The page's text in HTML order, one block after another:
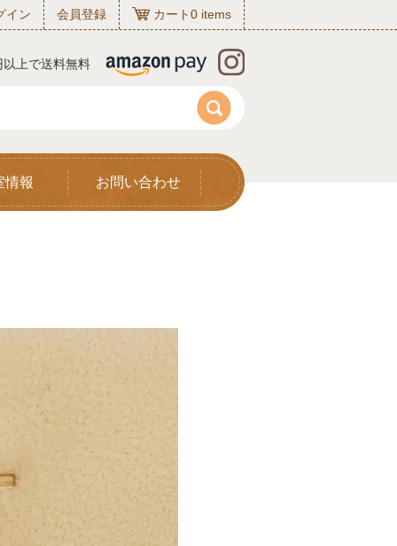
イン 会員登録 カート0 items
上で送料無料
情報 お問い合わせ